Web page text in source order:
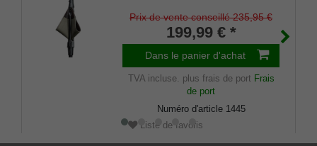
vachette sellier anglais doublé
de toile, canne en métal léger
anodisé, réglable en hauteur.
Prix de vente conseillé 235,95 €
199,99 € *
Dans le panier d'achat
TVA incluse. plus frais de port Frais
de port
Numéro d'article 1445
Liste de favoris